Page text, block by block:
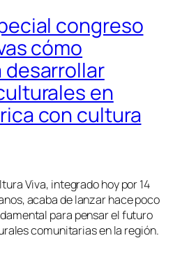
congreso
cómo
desarrollar
en
con cultura
Viva, integrado hoy por 14
acaba de lanzar hace poco
para pensar el futuro
comunitarias en la región.